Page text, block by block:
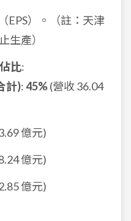
EPS）。（註：天津
生產）
比:
計):45%(營收 36.04
億元)
億元)
億元)